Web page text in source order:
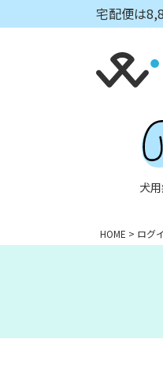
宅配便は
犬
HOME ログ